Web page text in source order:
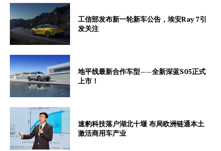
工信部发布新一轮新车公告，埃安Ray 7引
发关注
地平线最新合作车型——全新深蓝S05正式
上市！
速豹科技落户湖北十堰 布局欧洲链通本土
激活商用车产业